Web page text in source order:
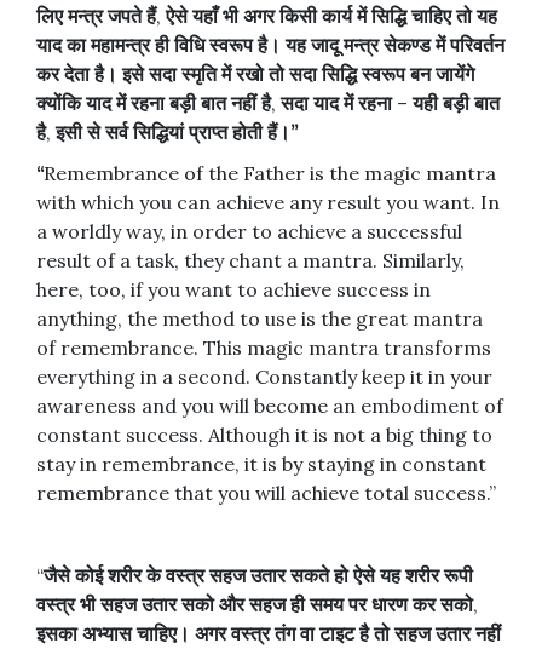
लिए मन्त्र जपते हैं,ऐसे यहाँ भी अगर किसी कार्य में सिद्धि चाहिए तो यह
याद का महामन्त्र ही विधि स्वरूप है। यह जादू मन्त्र सेकण्ड में परिवर्तन
कर देता है। इसे सदा स्मृति में रखो तो सदा सिद्धि स्वरूप बन जायेंगे
क्योंकि याद में रहना बड़ी बात नहीं है,सदा याद में रहना–यही बड़ी बात
है,इसी से सर्व सिद्धियां प्राप्त होती हैं। ”
“Remembrance of the Father is the magic mantra
with which you can achieve any result you want. In
a worldly way, in order to achieve a successful
result of a task, they chant a mantra. Similarly,
here, too, if you want to achieve success in
anything, the method to use is the great mantra
of remembrance. This magic mantra transforms
everything in a second. Constantly keep it in your
awareness and you will become an embodiment of
constant success. Although it is not a big thing to
stay in remembrance, it is by staying in constant
remembrance that you will achieve total success.”
“जैसे कोई शरीर के वस्त्र सहज उतार सकते हो ऐसे यह शरीर रूपी
वस्त्र भी सहज उतार सको और सहज ही समय पर धारण कर सको,
इसका अभ्यास चाहिए। अगर वस्त्र तंग वा टाइट है तो सहज उतार नहीं